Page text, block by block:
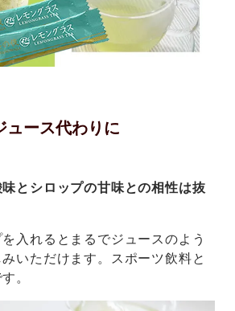
ュース代わりに
とシロップの甘味との相性は抜
入れるとまるでジュースのよう
いただけます。スポーツ飲料と
。